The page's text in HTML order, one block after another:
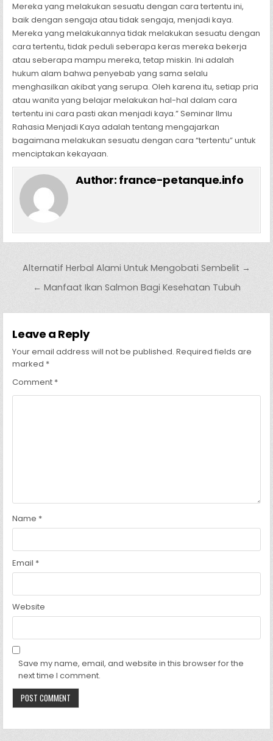
Mereka yang melakukan sesuatu dengan cara tertentu ini,
baik dengan sengaja atau tidak sengaja, menjadi kaya.
Mereka yang melakukannya tidak melakukan sesuatu dengan
cara tertentu, tidak peduli seberapa keras mereka bekerja
atau seberapa mampu mereka, tetap miskin. Ini adalah
hukum alam bahwa penyebab yang sama selalu
menghasilkan akibat yang serupa. Oleh karena itu, setiap pria
atau wanita yang belajar melakukan hal-hal dalam cara
tertentu ini cara pasti akan menjadi kaya.” Seminar Ilmu
Rahasia Menjadi Kaya adalah tentang mengajarkan
bagaimana melakukan sesuatu dengan cara “tertentu” untuk
menciptakan kekayaan.
Author: france-petanque.info
Post navigation
Alternatif Herbal Alami Untuk Mengobati Sembelit →
← Manfaat Ikan Salmon Bagi Kesehatan Tubuh
Leave a Reply
Your email address will not be published. Required fields are
marked *
Comment *
Name *
Email *
Website
Save my name, email, and website in this browser for the
next time I comment.